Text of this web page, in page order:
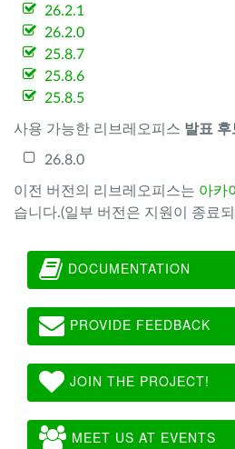
26.2.1
26.2.0
25.8.7
25.8.6
25.8.5
사용 가능한 리브레오피스 발표 후
26.8.0
이전 버전의 리브레오피스는 아카
습니다.(일부 버전은 지원이 종료
DOCUMENTATION
PROVIDE FEEDBACK
JOIN THE PROJECT!
MEET US AT EVENTS